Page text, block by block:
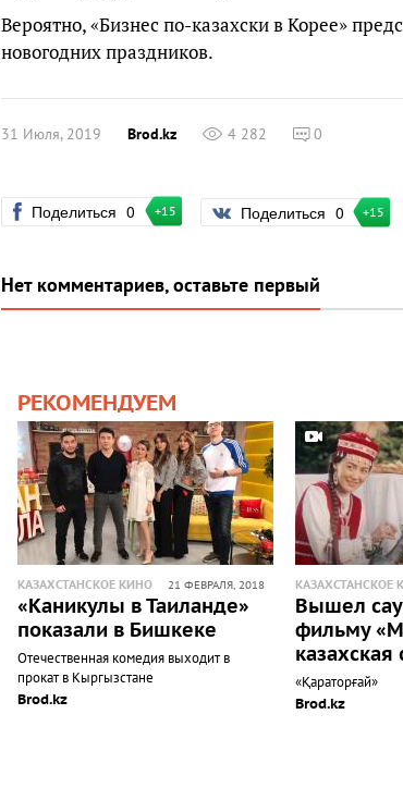
Вероятно, «Бизнес по-казахски в Корее»
новогодних праздников.
31 Июля, 2019 Brod.kz 4 282 0
Поделиться 0 +15 Поделиться 0 +15
Нет комментариев, оставьте первый
РЕКОМЕНДУЕМ
КАЗАХСТАНСКОЕ КИНО 21 ФЕВРАЛЯ, 2018
«Каникулы в Таиланде»
показали в Бишкеке
Отечественная комедия выходит в
прокат в Кыргызстане
Brod.kz
КАЗАХСТАНСКОЕ
Вышел
фильму
казахская
«Қараторғай»
Brod.kz